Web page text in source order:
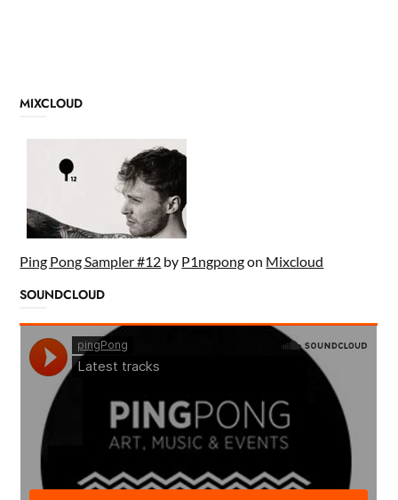
MIXCLOUD
Ping Pong Sampler #12 by P1ngpongon Mixcloud
SOUNDCLOUD